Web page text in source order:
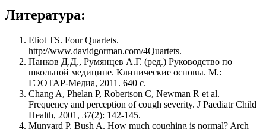
Литература:
Eliot TS. Four Quartets.
http://www.davidgorman.com/4Quartets.
Панков Д.Д., Румянцев А.Г. (ред.) Руководство по
школьной медицине. Клинические основы. М.:
ГЭОТАР-Медиа, 2011. 640 с.
Chang A, Phelan P, Robertson C, Newman R et al.
Frequency and perception of cough severity. J Paediatr Child
Health, 2001, 37(2): 142-145.
Munyard P, Bush A. How much coughing is normal? Arch